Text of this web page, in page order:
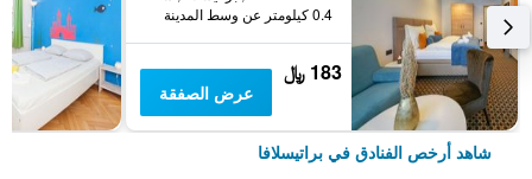
0.4 كيلومتر عن وسط المدينة
183 ﷼
عرض الصفقة
شاهد أرخص الفنادق في براتيسلافا